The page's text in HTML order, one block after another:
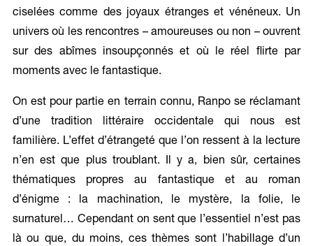
ciselées comme des joyaux étranges et vénéneux. Un
univers où les rencontres – amoureuses ou non – ouvrent
sur des abîmes insoupçonnés et où le réel flirte par
moments avec le fantastique.
On est pour partie en terrain connu, Ranpo se réclamant
d’une tradition littéraire occidentale qui nous est
familière. L’effet d’étrangeté que l’on ressent à la lecture
n’en est que plus troublant. Il y a, bien sûr, certaines
thématiques propres au fantastique et au roman
d’énigme : la machination, le mystère, la folie, le
surnaturel… Cependant on sent que l’essentiel n’est pas
là ou que, du moins, ces thèmes sont l’habillage d’un